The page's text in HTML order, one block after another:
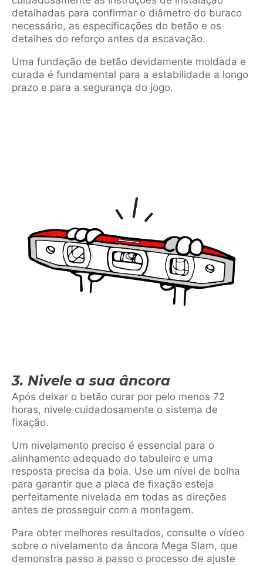
detalhadas para confirmar o diâmetro do buraco
necessário, as especificações do betão e os
detalhes do reforço antes da escavação.
Uma fundação de betão devidamente moldada e
curada é fundamental para a estabilidade a longo
prazo e para a segurança do jogo.
3. Nivele a sua âncora
Após deixar o betão curar por pelo menos 72
horas, nivele cuidadosamente o sistema de
fixação.
Um nivelamento preciso é essencial para o
alinhamento adequado do tabuleiro e uma
resposta precisa da bola. Use um nível de bolha
para garantir que a placa de fixação esteja
perfeitamente nivelada em todas as direções
antes de prosseguir com a montagem.
Para obter melhores resultados, consulte o vídeo
sobre o nivelamento da âncora Mega Slam, que
demonstra passo a passo o processo de ajuste